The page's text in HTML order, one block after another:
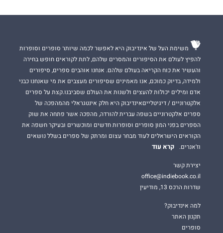
משימת העל של אינדיבוק היא לאפשר לכמה שיותר סופרים וסופרות
להפיץ לעולם את הסיפורים והמסרים שלהם, לתת לקוראים חופש בחירה
והעשיר את כוח הקריאה בעולם שלהם. אנחנו אוהבים ספרים, סיפורים
ולמידה, בדיוק כמוכם, אנו מאמינים שסיפורים מעצבים את מי שאנחנו כבני
אדם ומילים יכולות להעצים ולשנות את העולם שסביבנו.קצת על ספרים
אלקטרוניים / דיגיטלייםאינדיבוק היא חלק אינטגראלי מהמהפכה של
ספרים אלקטרוניים בשפה עברית להורדה, מהפכה אשר פתחה את שוק
הספרים בפני המון סופרים וסופרות חדשים ומוכשרים ובעיקר חשפה את
הקוראים הישראלים לעוד מבחר עצום ומרתק של ספרים בשלל נושאים
וז'אנרים.
קרא עוד
יצירת קשר
office@indiebook.co.il
שדרות הרכס 13, מודיעין
למה אינדיבוק?
תקנון האתר
סופרים